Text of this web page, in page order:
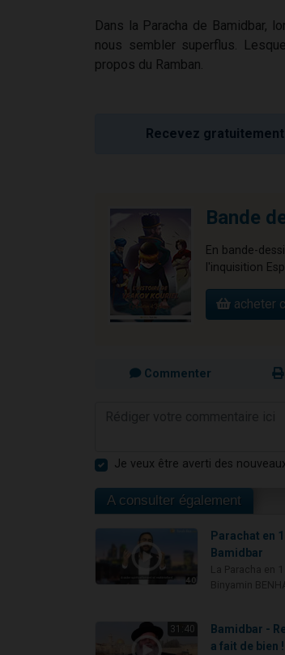
Dans la Paracha de Bamidbar,
nous sembler superflus.
propos du Ramban.
Recevez
Bande
En bande-
l'inquisition
acheter
Commenter
Je veux être averti des
A consulter également
Parachat en
Bamidbar
31:40
Bamidbar -
a fait de bien !